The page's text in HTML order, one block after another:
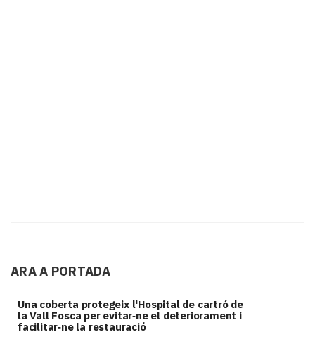
ARA A PORTADA
Una coberta protegeix l'Hospital de cartró de
la Vall Fosca per evitar‑ne el deteriorament i
facilitar‑ne la restauració